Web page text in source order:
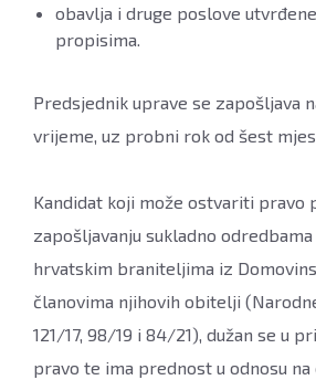
obavlja i druge poslove
propisima.
Predsjednik uprave se zapošljava
vrijeme, uz probni rok od šest
Kandidat koji može ostvariti pravo
zapošljavanju sukladno odredbama
hrvatskim braniteljima iz
članovima njihovih obitelji
121/17, 98/19 i 84/21), dužan se u
pravo te ima prednost u odnosu